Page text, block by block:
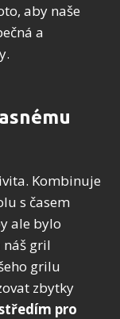
aby naše
a
Kombinuje
s časem
ale bylo
náš gril
grilu
zbytky
pro